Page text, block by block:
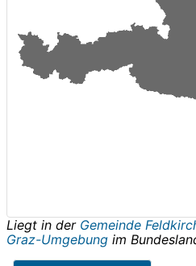
Liegt in der Gemeinde
Graz-Umgebung im